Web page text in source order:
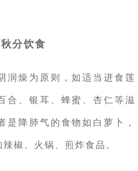
秋分饮食
润燥为原则，如适当进食莲
合、银耳、蜂蜜、杏仁等滋
是降肺气的食物如白萝卜，
椒、火锅、煎炸食品。